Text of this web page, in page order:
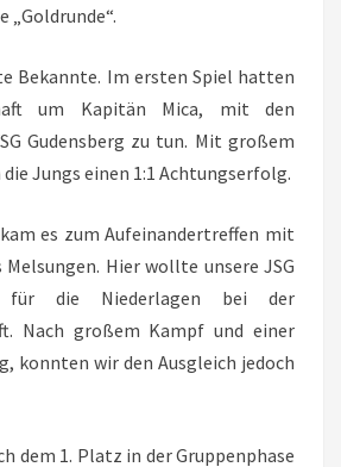
„Goldrunde“.
Bekannte. Im ersten Spiel hatten
um Kapitän Mica, mit den
Gudensberg zu tun. Mit großem
Jungs einen 1:1 Achtungserfolg.
es zum Aufeinandertreffen mit
Melsungen. Hier wollte unsere JSG
für die Niederlagen bei der
Nach großem Kampf und einer
konnten wir den Ausgleich jedoch
dem 1. Platz in der Gruppenphase